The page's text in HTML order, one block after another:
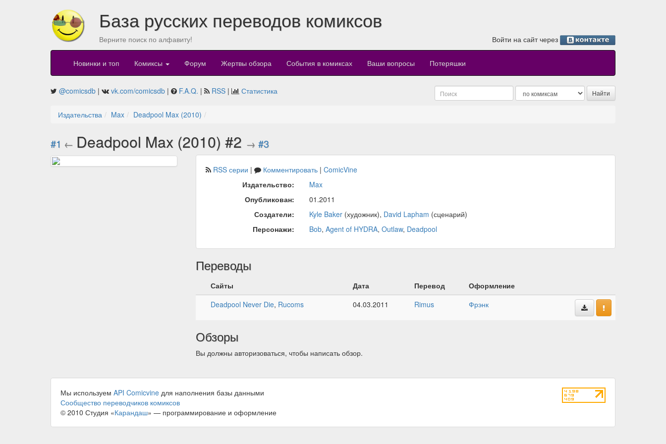
База русских переводов комиксов
Верните поиск по алфавиту! Войти на сайт через
Новинки и топ Комиксы Форум Жертвы обзора События в комиксах Ваши вопросы Потеряшки
@comicsdb | vk.com/comicsdb | F.A.Q. | RSS | Статистика
Издательства Max Deadpool Max (2010)
#1 ← Deadpool Max (2010) #2 → #3
RSS серии | Комментировать| ComicVine
Издательство:
Max
Опубликован:
01.2011
Создатели:
Kyle Baker(художник), David Lapham (сценарий)
Персонажи:
Bob, Agent of HYDRA, Outlaw, Deadpool
Переводы
Сайты Дата Перевод
Оформление
Deadpool Never Die, Rucoms 04.03.2011 Rimus Фрэнк
Обзоры
Вы должны авторизоваться, чтобы написать обзор.
Мы используем API Comicvine для наполнения базы данными
Сообщество переводчиков комиксов
© 2010 Студия «Карандаш» — программирование и оформление